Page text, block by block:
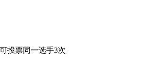
投票同一选手3次